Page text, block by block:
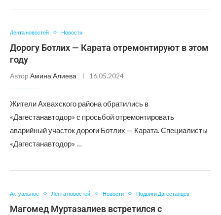
Лента новостей Новости
Дорогу Ботлих — Карата отремонтируют в этом
году
Автор Амина Алиева 16.05.2024
Жители Ахвахского района обратились в
«Дагестанавтодор» с просьбой отремонтировать
аварийный участок дороги Ботлих — Карата. Специалисты
«Дагестанавтодор» …
Актуальное Лента новостей Новости Подвиги Дагестанцев
Магомед Муртазалиев встретился с